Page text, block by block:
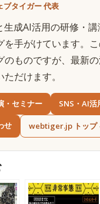
ブタイガー 代表
生成AI活用の研修・
を手がけています。
のものですが、最新
だけます。
・セミナー SNS・AI活
せ webtiger.jp トッ